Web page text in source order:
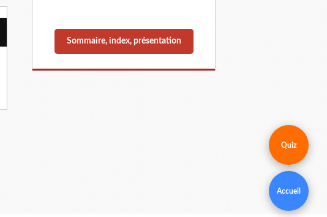
Sommaire, index, présentation
Accueil
Quiz